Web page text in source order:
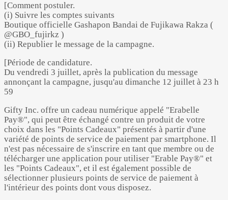
[Comment postuler.
(i) Suivre les comptes suivants
Boutique officielle Gashapon Bandai de Fujikawa Rakza (
@GBO_fujirkz )
(ii) Republier le message de la campagne.
[Période de candidature.
Du vendredi 3 juillet, après la publication du message
annonçant la campagne, jusqu'au dimanche 12 juillet à 23 h
59
Gifty Inc. offre un cadeau numérique appelé "Erabelle
Pay®️", qui peut être échangé contre un produit de votre
choix dans les "Points Cadeaux" présentés à partir d'une
variété de points de service de paiement par smartphone. Il
n'est pas nécessaire de s'inscrire en tant que membre ou de
télécharger une application pour utiliser "Erable Pay®️" et
les "Points Cadeaux", et il est également possible de
sélectionner plusieurs points de service de paiement à
l'intérieur des points dont vous disposez.